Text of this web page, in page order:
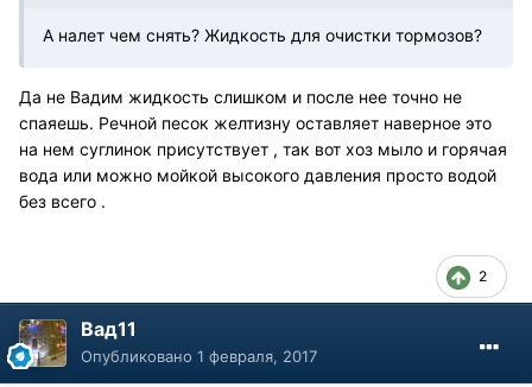
А налет чем снять? Жидкость для очистки тормозов?
Да не Вадим жидкость слишком и после нее точно не
спаяешь. Речной песок желтизну оставляет наверное это
на нем суглинок присутствует , так вот хоз мыло и горячая
вода или можно мойкой высокого давления просто водой
без всего .
2
Вад11
Опубликовано 1 февраля, 2017